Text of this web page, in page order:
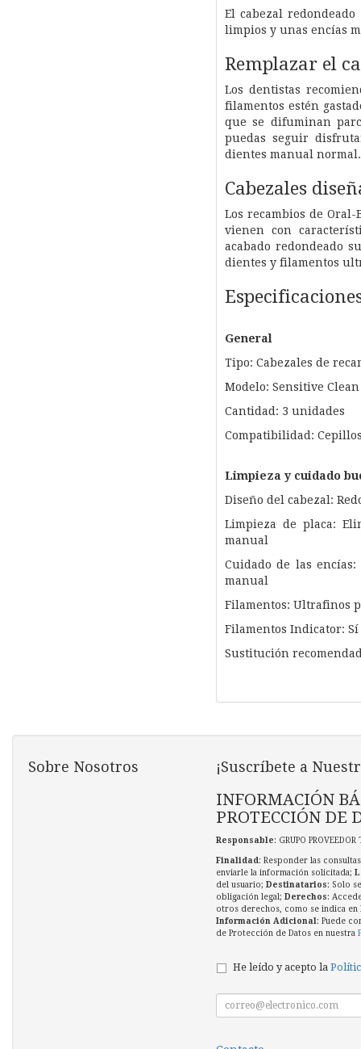
El cabezal
limpios y unas encías
Remplazar el
Los dentistas
filamentos estén
que se difuminan
puedas seguir
dientes manual normal.
Cabezales
Los recambios de
vienen con
acabado redondeado
dientes y filamentos
General
Tipo: Cabezales de
Modelo: Sensitive Clean
Cantidad: 3 unidades
Compatibilidad:
Limpieza y cuidado
Diseño del cabezal:
Limpieza de placa:
manual
Cuidado de las
manual
Filamentos: Ultrafinos
Filamentos Indicator: Sí
Sustitución
Sobre Nosotros ¡Suscríbete a
INFORMACIÓN
PROTECCIÓN DE
Responsable: GRUPO
Finalidad : Responder las
enviarle la información solicitada;
del usuario; Destinatarios: Solo
obligación legal; Derechos:
otros derechos, como se indica en
Información Adicional : Puede
de Protección de Datos en nuestra
He leído y acepto la